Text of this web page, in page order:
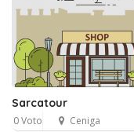
Sarcatour
0 Voto Ceniga